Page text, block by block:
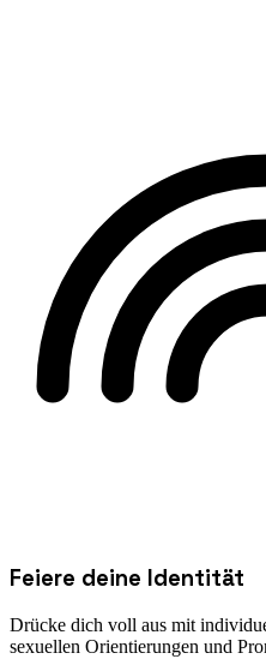
Feiere deine Identität
Drücke dich voll aus mit
sexuellen Orientierungen und